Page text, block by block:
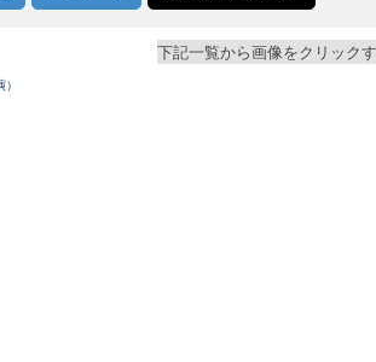
下記一覧から画像をクリック